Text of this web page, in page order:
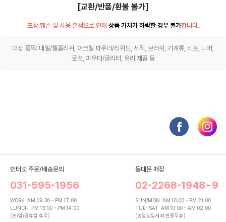
[교환/반품/환불 불가]
포장 훼손 및 사용 흔적으로 인해 상품 가치가 하락한 경우 불가합니다.
대상 품목: 네일/젤폴리쉬, 아크릴 파우더/리퀴드, 서적, 브러쉬, 기계류, 비트, 니퍼,
로션, 파우더/글리터, 유리 제품 등
인터넷 주문/배송문의
031-595-1956
WORK AM 09:30 ~ PM 17:00
LUNCH PM 13:00 ~ PM 14:00
(토/일/공휴일 휴무)
동대문 매장
02-2268-1948~9
SUN/MON AM 10:00 ~ PM 21:00
TUE~SAT AM 10:00 ~ AM 02:00
(명절당일제외 연중무휴)